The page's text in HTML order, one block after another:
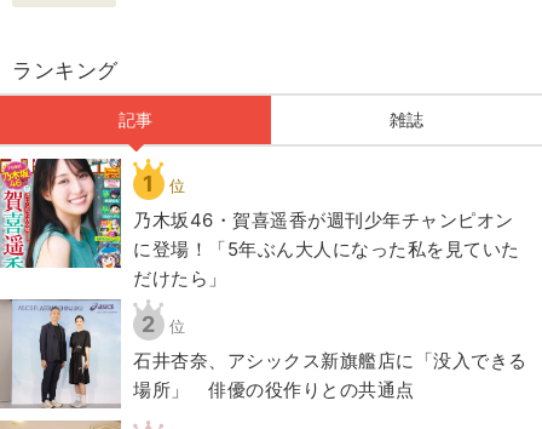
ランキング
記事 雑誌
1 位
乃木坂46・賀喜遥香が週刊少年チャンピオン
に登場！「5年ぶん大人になった私を見ていた
だけたら」
2 位
石井杏奈、アシックス新旗艦店に「没入できる
場所」 俳優の役作りとの共通点